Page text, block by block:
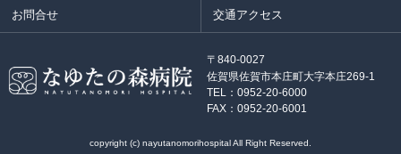
お問合せ 交通アクセス
〒840-0027
佐賀県佐賀市本庄町大字本庄269-1
TEL：0952-20-6000
FAX：0952-20-6001
copyright (c) nayutanomorihospital All Right Reserved.